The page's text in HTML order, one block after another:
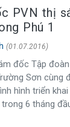
PVN thị
Phú 1
(01.07.2016)
đốc Tập
Sơn cùng
hình triển
trong 6 tháng